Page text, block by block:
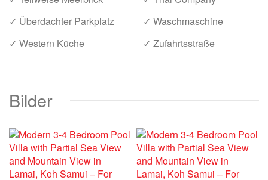
✓ Überdachter Parkplatz
✓ Waschmaschine
✓ Western Küche
✓ Zufahrtsstraße
Bilder